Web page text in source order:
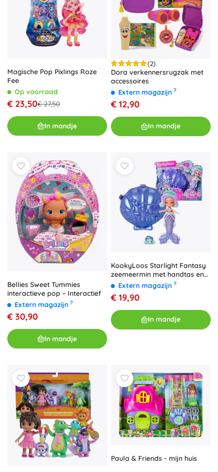
Magische Pop Pixlings Roze
Fee
Op voorraad
€ 23,50€ 27,50
In mandje
(2)
Dora verkennersrugzak met
accessoires
Extern magazijn ?
€ 12,90
In mandje
Bellies Sweet Tummies
interactieve pop – Interactief
Extern magazijn ?
€ 30,90
In mandje
KookyLoos Starlight Fantasy
zeemeermin met handtas en
accessoires
Extern magazijn ?
€ 19,90
In mandje
Paula & Friends - mijn huis